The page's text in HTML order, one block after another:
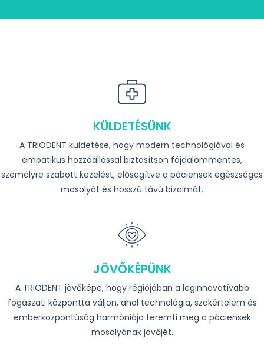
KÜLDETÉSÜNK
A TRIODENT küldetése, hogy modern technológiával és
empatikus hozzáállással biztosítson fájdalommentes,
személyre szabott kezelést, elősegítve a páciensek egészséges
mosolyát és hosszú távú bizalmát.
JÖVŐKÉPÜNK
A TRIODENT jövőképe, hogy régiójában a leginnovatívabb
fogászati központtá váljon, ahol technológia, szakértelem és
emberközpontúság harmóniája teremti meg a páciensek
mosolyának jövőjét.